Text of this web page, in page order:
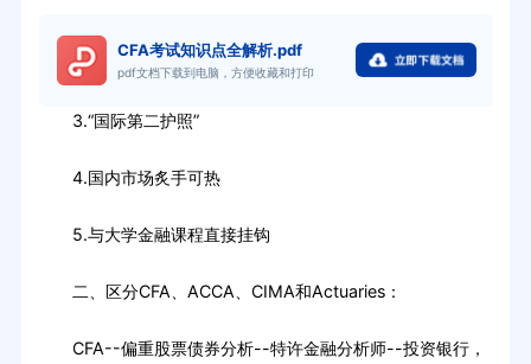
CFA考试知识点全解析.pdf
pdf文档下载到电脑，方便收藏和打印
3.“国际第二护照”
4.国内市场炙手可热
5.与大学金融课程直接挂钩
二、区分CFA、ACCA、CIMA和Actuaries：
CFA--偏重股票债券分析--特许金融分析师--投资银行，